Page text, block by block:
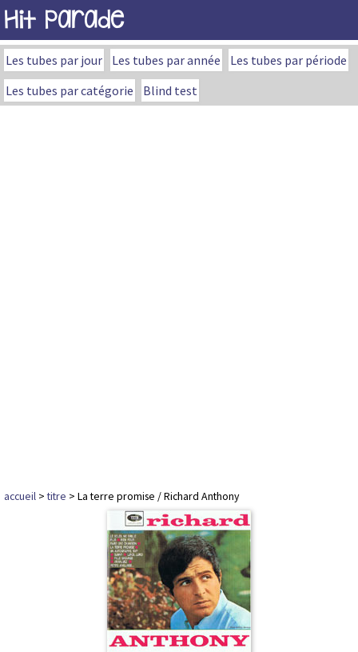
Hit Parade
Les tubes par jour Les tubes par année
Les tubes par période
Les tubes par catégorie
Blind test
accueil >titre > La terre promise / Richard Anthony